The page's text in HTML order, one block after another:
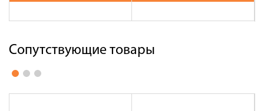
Сопутствующие товары